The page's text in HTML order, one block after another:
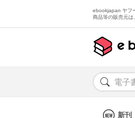
ebookjapan ヤフ
商品等の販売元は
新刊